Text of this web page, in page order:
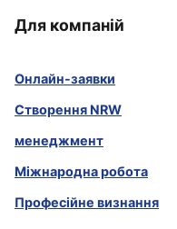
Для компаній
Онлайн-заявки
Створення NRW
менеджмент
Міжнародна робота
Професійне визнання